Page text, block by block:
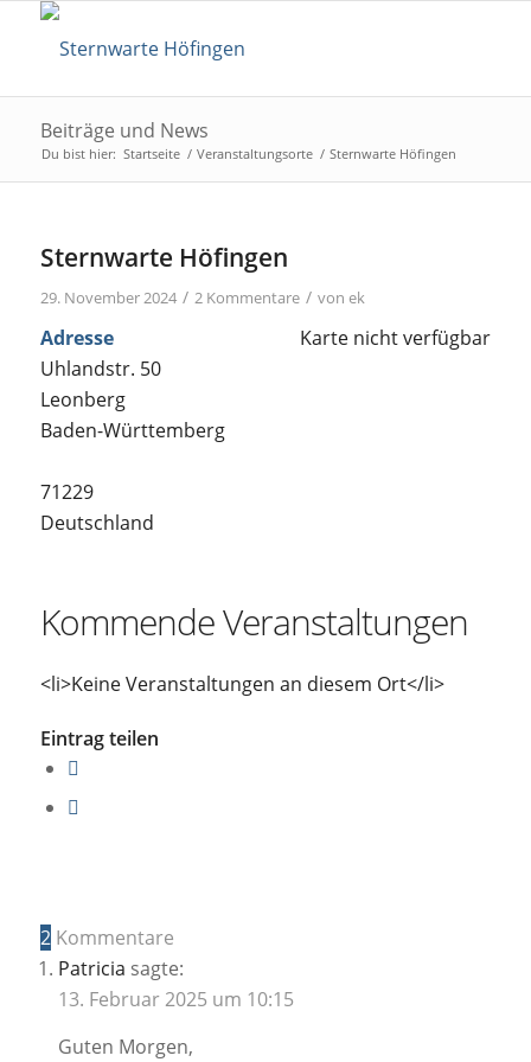
Beiträge und News
Du bist hier: Startseite / Veranstaltungsorte / Sternwarte Höfingen
Sternwarte Höfingen
29. November 2024 / 2 Kommentare / von ek
Karte nicht verfügbar
Adresse
Uhlandstr. 50
Leonberg
Baden-Württemberg
71229
Deutschland
Kommende Veranstaltungen
<li>Keine Veranstaltungen an diesem Ort</li>
Eintrag teilen
2 Kommentare
Patricia sagte:
13. Februar 2025 um 10:15
Guten Morgen,